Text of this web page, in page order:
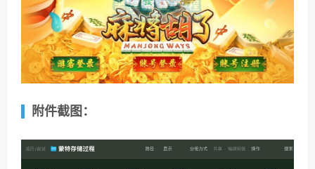
附件截图：